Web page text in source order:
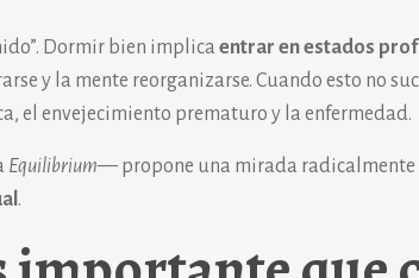
Dormir bien implica entrar en estados
y la mente reorganizarse. Cuando esto no
el envejecimiento prematuro y la enfermedad.
Equilibrium— propone una mirada
.